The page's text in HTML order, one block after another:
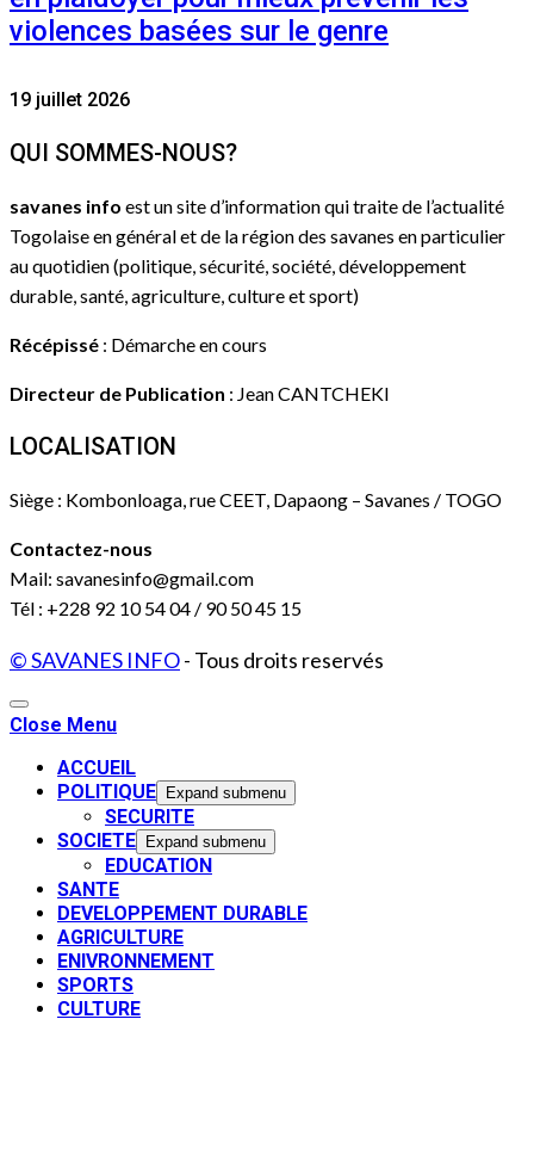
violences basées sur le genre
19 juillet 2026
QUI SOMMES-NOUS?
savanes info est un site d’information qui traite de l’actualité
Togolaise en général et de la région des savanes en particulier
au quotidien (politique, sécurité, société, développement
durable, santé, agriculture, culture et sport)
Récépissé : Démarche en cours
Directeur de Publication : Jean CANTCHEKI
LOCALISATION
Siège : Kombonloaga, rue CEET, Dapaong – Savanes / TOGO
Contactez-nous
Mail: savanesinfo@gmail.com
Tél : +228 92 10 54 04 / 90 50 45 15
© SAVANES INFO- Tous droits reservés
Close Menu
ACCUEIL
POLITIQUE
Expand submenu
SECURITE
SOCIETE
Expand submenu
EDUCATION
SANTE
DEVELOPPEMENT DURABLE
AGRICULTURE
ENIVRONNEMENT
SPORTS
CULTURE